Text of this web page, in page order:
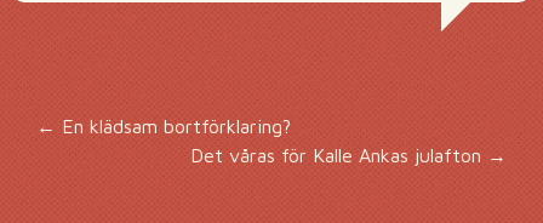
Inläggsnavigering
←En klädsam bortförklaring?
Det våras för Kalle Ankas julafton→